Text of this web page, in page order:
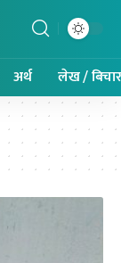
अर्थ लेख / बिचार